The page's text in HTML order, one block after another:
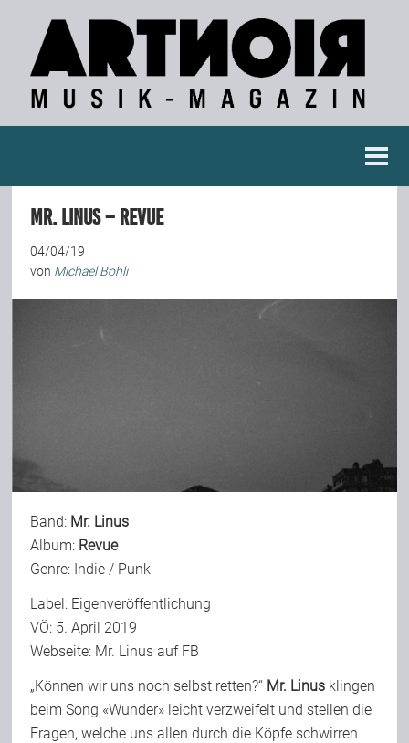
Konzertberichte
Fotoreportagen
Bild-Archiv
Rezensionen
Musik
Alles andere
Backstage
Mr. Linus – Revue
04/04/19
von Michael Bohli
Band: Mr. Linus
Album: Revue
Genre: Indie / Punk
Label: Eigenveröffentlichung
VÖ: 5. April 2019
Webseite: Mr. Linus auf FB
„Können wir uns noch selbst retten?“ Mr. Linus klingen
beim Song «Wunder» leicht verzweifelt und stellen die
Fragen, welche uns allen durch die Köpfe schwirren.